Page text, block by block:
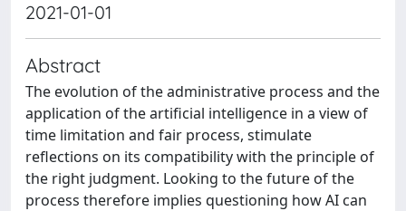
2021-01-01
Abstract
The evolution of the administrative process and the
application of the artificial intelligence in a view of
time limitation and fair process, stimulate
reflections on its compatibility with the principle of
the right judgment. Looking to the future of the
process therefore implies questioning how AI can